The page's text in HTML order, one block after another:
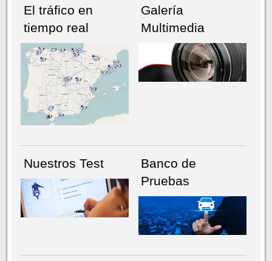
NÚMERO ACTUALHEMEROTECA
El tráfico en
tiempo real
Galería
Multimedia
Nuestros Test
Banco de
Pruebas